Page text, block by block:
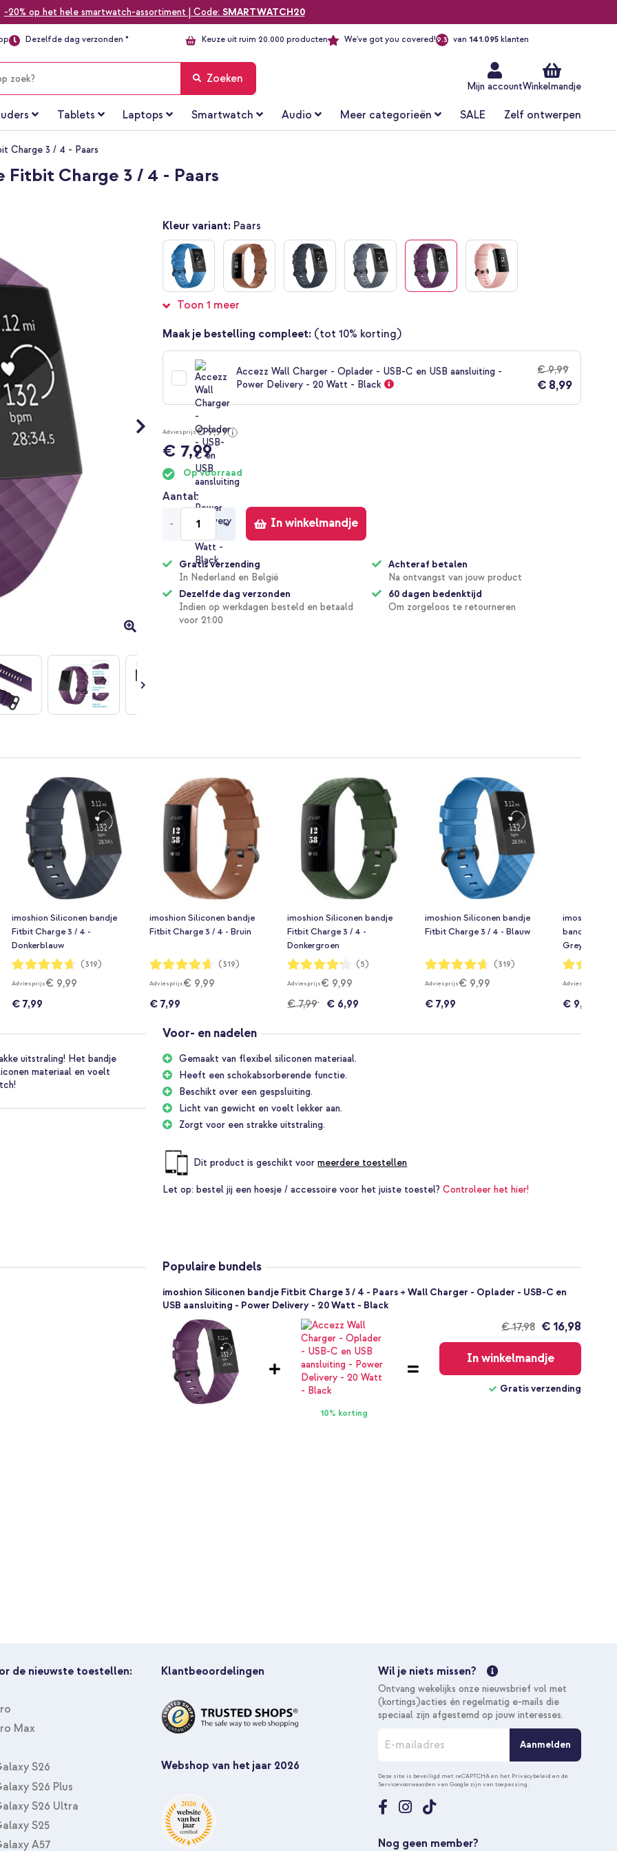
-20% op het hele smartwatch-assortiment | Code: SMARTWATCH20
Dezelfde dag verzonden * Keuze uit ruim 20.000 producten We've got you covered!9.3 van 141.095klanten
Mijn accountWinkelmandje
Zoeken
Tablets Laptops Smartwatch Audio Meer categorieën SALE Zelf ontwerpen
Charge 3 / 4 - Paars
Fitbit Charge 3 / 4 - Paars
Kleur variant: Paars
Toon 1 meer
Maak je bestelling compleet: (tot 10% korting)
Accezz Wall Charger - Oplader - USB-C en USB aansluiting -
Power Delivery - 20 Watt - Black
€ 9,99
€ 8,99
Adviesprijs€ 9,99
€ 7,99
Op voorraad
Aantal
- + In winkelmandje
Gratis verzending
In Nederland en België
Dezelfde dag verzonden
Indien op werkdagen besteld en betaald
voor 21:00
Achteraf betalen
Na ontvangst van jouw product
60 dagen bedenktijd
Om zorgeloos te retourneren
imoshion Siliconen bandje
Fitbit Charge 3 / 4 -
Donkerblauw
Waardering:
93%
(319)
Adviesprijs€ 9,99
€ 7,99
imoshion Siliconen bandje
Fitbit Charge 3 / 4 - Bruin
Waardering:
93%
(319)
Adviesprijs€ 9,99
€ 7,99
imoshion Siliconen bandje
Fitbit Charge 3 / 4 -
Donkergroen
Waardering:
84%
(5)
Adviesprijs€ 9,99
€ 7,99
€ 6,99
imoshion Siliconen bandje
Fitbit Charge 3 / 4 - Blauw
Waardering:
93%
(319)
Adviesprijs€ 9,99
€ 7,99
imoshion
bandje Fitbit
Grey & White
Waardering:
96%
Adviesprijs
€ 9,99
uitstraling! Het bandje
materiaal en voelt
Voor- en nadelen
Gemaakt van flexibel siliconen materiaal.
Heeft een schokabsorberende functie.
Beschikt over een gespsluiting.
Licht van gewicht en voelt lekker aan.
Zorgt voor een strakke uitstraling.
Dit product is geschikt voormeerdere toestellen
Let op: bestel jij een hoesje / accessoire voor het juiste toestel?Controleer het hier!
Populaire bundels
imoshion Siliconen bandje Fitbit Charge 3 / 4 - Paars + Wall Charger - Oplader - USB-C en
USB aansluiting - Power Delivery - 20 Watt - Black
10% korting
€ 17,98
Gratis
verzending
€ 16,98
In winkelmandje
Gratis verzending
de nieuwste toestellen:
Max
S26
S26 Plus
S26 Ultra
S25
A57
Klantbeoordelingen
Webshop van het jaar 2026
Wil je niets missen?
Ontvang wekelijks onze nieuwsbrief vol met
(kortings)acties én regelmatig e-mails die
speciaal zijn afgestemd op jouw interesses.
n
n
e
e
u
Aanmelden
Deze site is beveiligd met reCAPTCHA en het Privacybeleid en de
Servicevoorwaarden van Google zijn van toepassing.
Nog geen member?